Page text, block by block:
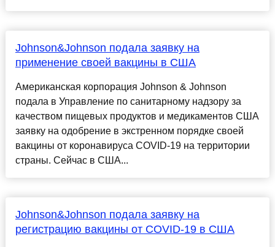
Johnson&Johnson подала заявку на
применение своей вакцины в США
Американская корпорация Johnson & Johnson
подала в Управление по санитарному надзору за
качеством пищевых продуктов и медикаментов США
заявку на одобрение в экстренном порядке своей
вакцины от коронавируса COVID-19 на территории
страны. Сейчас в США...
Johnson&Johnson подала заявку на
регистрацию вакцины от COVID-19 в США